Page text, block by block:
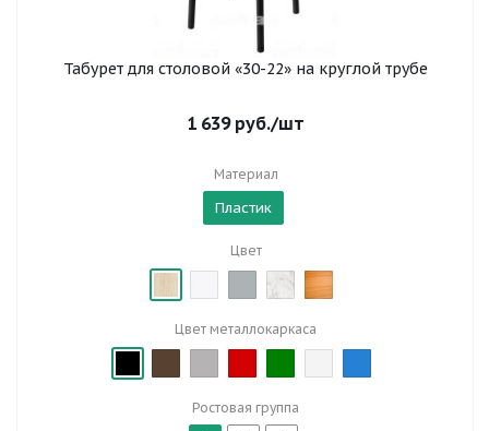
Табурет для столовой «30-22» на круглой трубе
1 639руб./шт
Материал
Пластик
Цвет
Цвет металлокаркаса
Ростовая группа